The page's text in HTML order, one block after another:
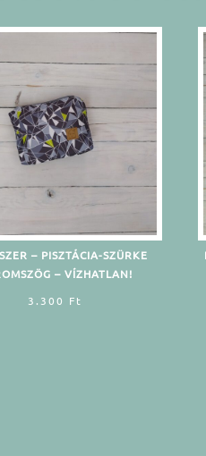
– PISZTÁCIA-SZÜRKE
– VÍZHATLAN!
3.300 Ft